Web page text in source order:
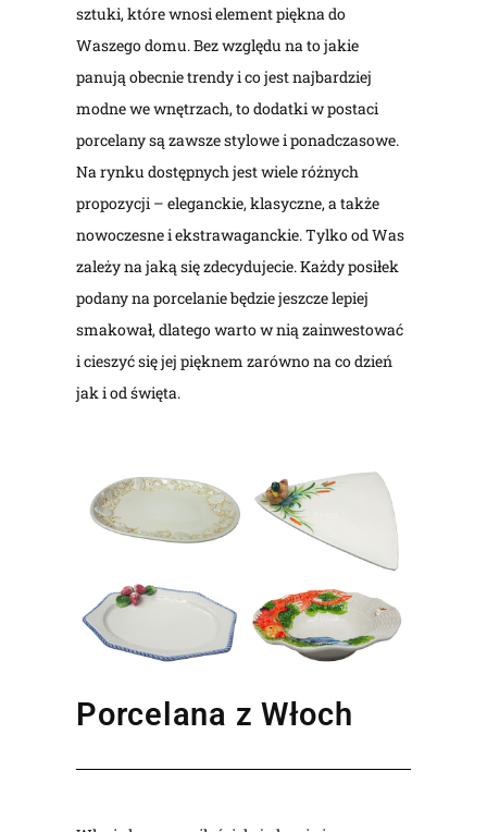
sztuki, które wnosi element piękna do
Waszego domu. Bez względu na to jakie
panują obecnie trendy i co jest najbardziej
modne we wnętrzach, to dodatki w postaci
porcelany są zawsze stylowe i ponadczasowe.
Na rynku dostępnych jest wiele różnych
propozycji – eleganckie, klasyczne, a także
nowoczesne i ekstrawaganckie. Tylko od Was
zależy na jaką się zdecydujecie. Każdy posiłek
podany na porcelanie będzie jeszcze lepiej
smakował, dlatego warto w nią zainwestować
i cieszyć się jej pięknem zarówno na co dzień
jak i od święta.
Porcelana z Włoch